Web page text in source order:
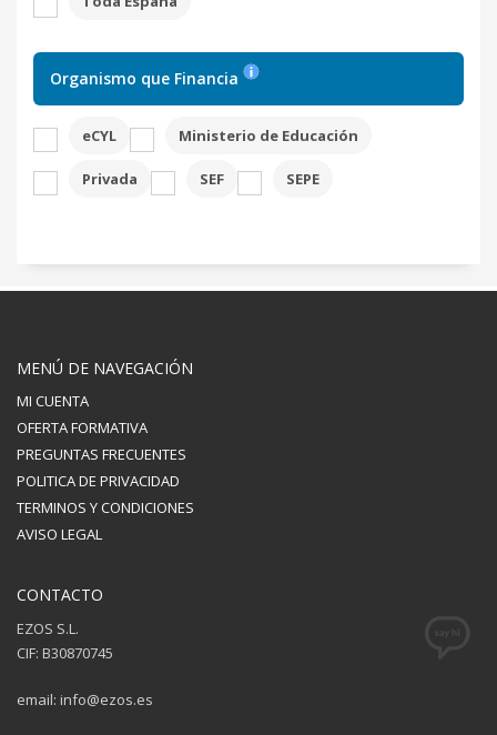
Organismo que Financia
eCYL Ministerio de Educación
Privada SEF SEPE
MENÚ DE NAVEGACIÓN
MI CUENTA
OFERTA FORMATIVA
PREGUNTAS FRECUENTES
POLITICA DE PRIVACIDAD
TERMINOS Y CONDICIONES
AVISO LEGAL
CONTACTO
EZOS S.L.
CIF: B30870745
email: info@ezos.es